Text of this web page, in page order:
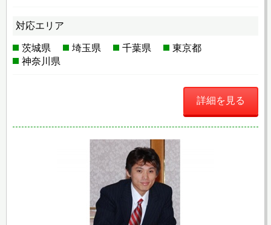
対応エリア
茨城県 埼玉県 千葉県
東京都
神奈川県
詳細を見る